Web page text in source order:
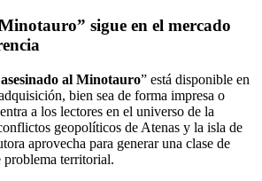
sigue en el mercado
al Minotauro” está disponible en
bien sea de forma impresa o
a los lectores en el universo de la
geopolíticos de Atenas y la isla de
aprovecha para generar una clase de
problema territorial.